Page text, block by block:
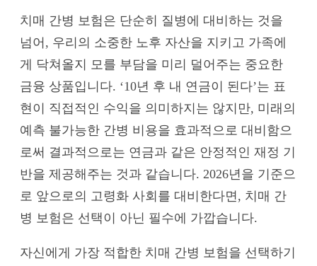
치매 간병 보험은 단순히 질병에 대비하는 것을
넘어, 우리의 소중한 노후 자산을 지키고 가족에
게 닥쳐올지 모를 부담을 미리 덜어주는 중요한
금융 상품입니다. ‘10년 후 내 연금이 된다’는 표
현이 직접적인 수익을 의미하지는 않지만, 미래의
예측 불가능한 간병 비용을 효과적으로 대비함으
로써 결과적으로는 연금과 같은 안정적인 재정 기
반을 제공해주는 것과 같습니다. 2026년을 기준으
로 앞으로의 고령화 사회를 대비한다면, 치매 간
병 보험은 선택이 아닌 필수에 가깝습니다.
자신에게 가장 적합한 치매 간병 보험을 선택하기